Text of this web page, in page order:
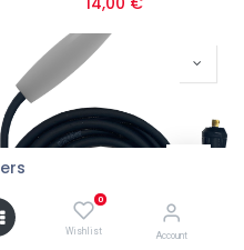
0
Wishlist Account